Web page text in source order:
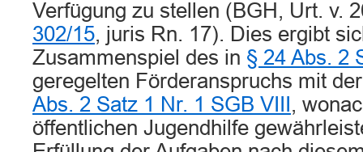
Verfügung zu stellen (BGH, Urt. v.
302/15, juris Rn. 17). Dies ergibt
Zusammenspiel des in § 24 Abs. 2
geregelten Förderanspruchs mit
Abs. 2 Satz 1 Nr. 1 SGB VIII ,
öffentlichen Jugendhilfe